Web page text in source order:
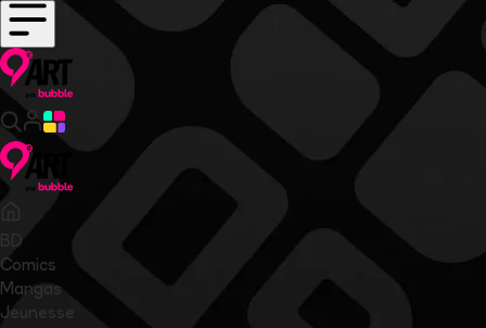
BD
Comics
Mangas
Jeunesse